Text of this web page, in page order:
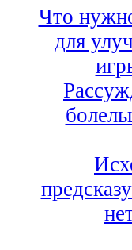
Что
для